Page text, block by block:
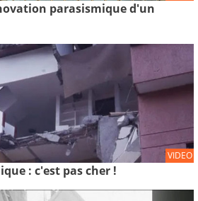
parasismique d'un
VIDEO
: c'est pas cher !